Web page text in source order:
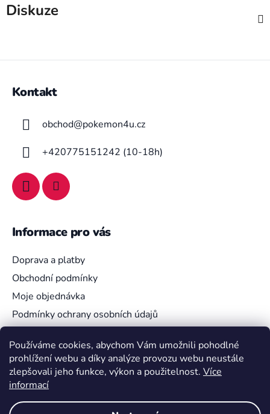
Používáme cookies, abychom Vám umožnili pohodlné
prohlížení webu a díky analýze provozu webu neustále
zlepšovali jeho funkce, výkon a použitelnost. Více
informací
Diskuze
Kontakt
obchod@pokemon4u.cz
+420775151242 (10-18h)
Informace pro vás
Doprava a platby
Obchodní podmínky
Moje objednávka
Podmínky ochrany osobních údajů
Vyhledávání
HLEDAT